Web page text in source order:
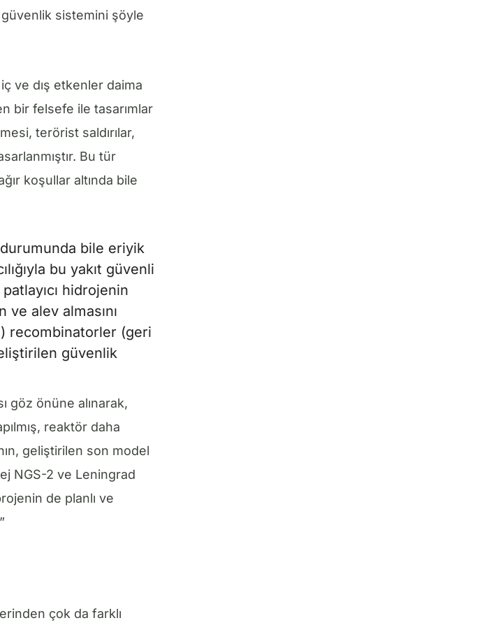
sistemini şöyle
ve dış etkenler daima
bir felsefe ile tasarımlar
terörist saldırılar,
Bu tür
koşullar altında bile
bile eriyik
bu yakıt güvenli
hidrojenin
alev almasını
recombinatorler (geri
güvenlik
göz önüne alınarak,
reaktör daha
geliştirilen son model
NGS-2 ve Leningrad
de planlı ve
çok da farklı